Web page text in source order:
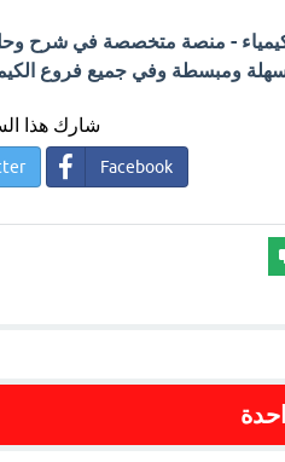
- منصة متخصصة في شرح وحل
ومبسطة وفي جميع فروع
شارك هذا
Facebook